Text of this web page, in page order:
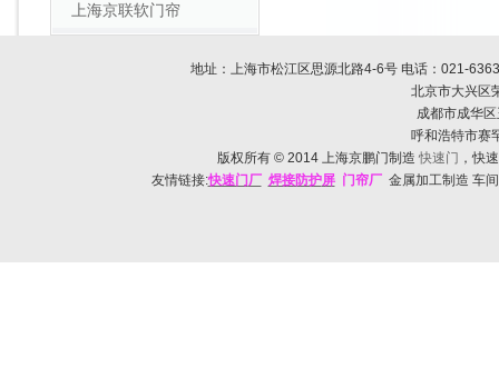
上海京联软门帘
地址：上海市松江区思源北路4-6号 电话： 021-
北京市大兴区
成都市成华区
呼和浩特市赛
版权所有 © 2014 上海京鹏门制造 快速门 ，快
友情链接:快速门 厂 焊接防护屏 门帘厂 金属加工制造 车